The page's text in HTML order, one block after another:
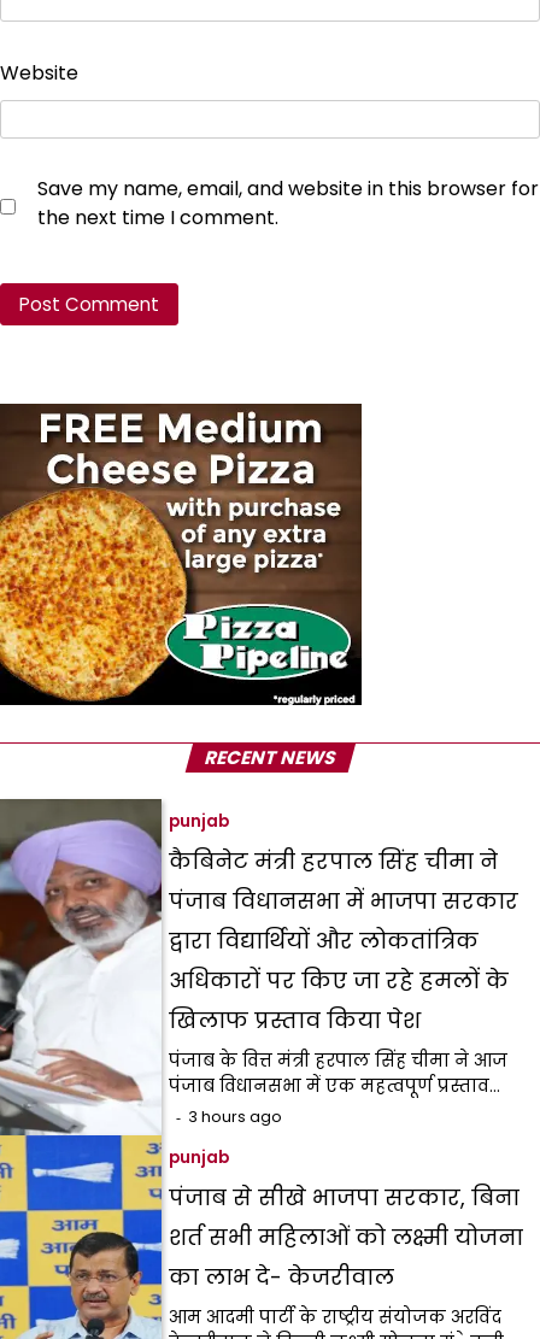
Website
Save my name, email, and website in this browser for
the next time I comment.
RECENT NEWS
punjab
कैबिनेट मंत्री हरपाल सिंह चीमा ने
पंजाब विधानसभा में भाजपा सरकार
द्वारा विद्यार्थियों और लोकतांत्रिक
अधिकारों पर किए जा रहे हमलों के
खिलाफ प्रस्ताव किया पेश
पंजाब के वित्त मंत्री हरपाल सिंह चीमा ने आज
पंजाब विधानसभा में एक महत्वपूर्ण प्रस्ताव…
3 hours ago
punjab
पंजाब से सीखे भाजपा सरकार, बिना
शर्त सभी महिलाओं को लक्ष्मी योजना
का लाभ दे- केजरीवाल
आम आदमी पार्टी के राष्ट्रीय संयोजक अरविंद